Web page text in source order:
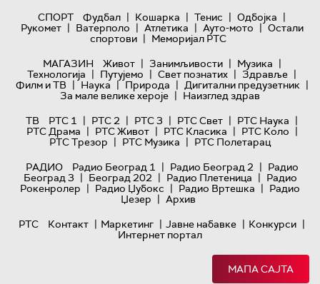
СПОРТ
Фудбал | Кошарка | Тенис | Одбојка |
Рукомет | Ватерполо | Атлетика | Ауто-мото | Остали
спортови | Меморијал РТС
МАГАЗИН
Живот | Занимљивости | Музика |
Технологијa | Путујемо | Свет познатих | Здравље |
Филм и ТВ | Наука | Природа | Дигитални предузетник |
За мале велике хероје | Наизглед здрав
ТВ
РТС 1 | РТС 2 | РТС 3 | РТС Свет | РТС Наука |
РТС Драма | РТС Живот | РТС Класика | РТС Коло |
РТС Трезор | РТС Музика | РТС Полетарац
РАДИО
Радио Београд 1 | Радио Београд 2 | Радио
Београд 3 | Београд 202 | Радио Плетеница | Радио
Рокенролер | Радио Џубокс | Радио Вртешка | Радио
Џезер | Архив
РТС
Контакт | Маркетинг | Јавне набавке | Конкурси |
Интернет портал
МАПА САЈТА